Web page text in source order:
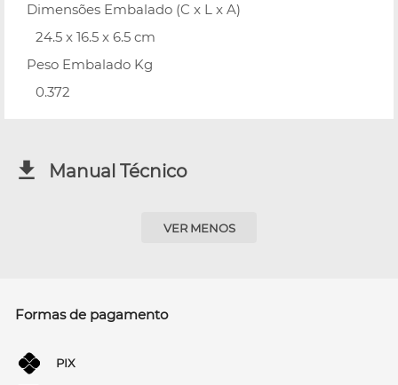
Dimensões Embalado (C x L x A)
24.5 x 16.5 x 6.5 cm
Peso Embalado Kg
0.372
Manual Técnico
VER MENOS
Formas de pagamento
PIX